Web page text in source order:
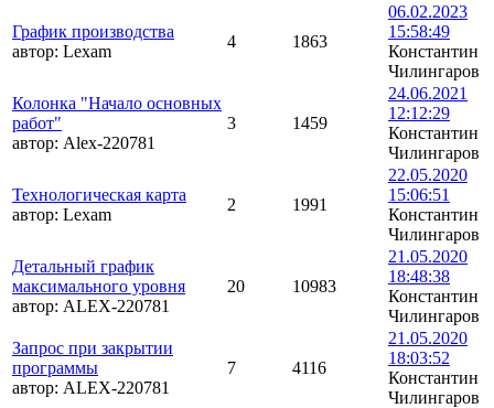
График производства
автор: Lexam
4 1863
06.02.2023
15:58:49
Константин
Чилингаров
Колонка "Начало основных
работ"
автор: Alex-220781
3 1459
24.06.2021
12:12:29
Константин
Чилингаров
Технологическая карта
автор: Lexam
2 1991
22.05.2020
15:06:51
Константин
Чилингаров
Детальный график
максимального уровня
автор: ALEX-220781
20 10983
21.05.2020
18:48:38
Константин
Чилингаров
Запрос при закрытии
программы
автор: ALEX-220781
7 4116
21.05.2020
18:03:52
Константин
Чилингаров